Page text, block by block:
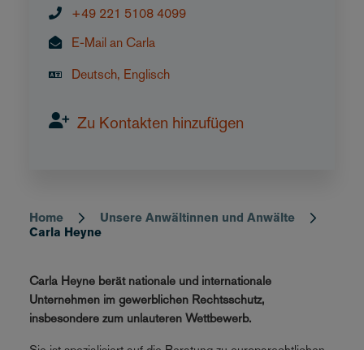
Breadcrumb
Home
Unsere Anwältinnen und Anwälte
Carla Heyne
Carla Heyne berät nationale und internationale
Unternehmen im gewerblichen Rechtsschutz,
insbesondere zum unlauteren Wettbewerb.
+49 221 5108 4099
E-Mail an Carla
Deutsch, Englisch
Zu Kontakten hinzufügen